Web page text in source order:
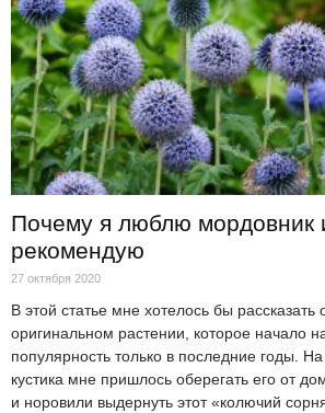
Почему я люблю мордовник
рекомендую
27 октября 2020
В этой статье мне хотелось бы рассказать
оригинальном растении, которое начало
популярность только в последние годы.
кустика мне пришлось оберегать его от
и норовили выдернуть этот «колючий